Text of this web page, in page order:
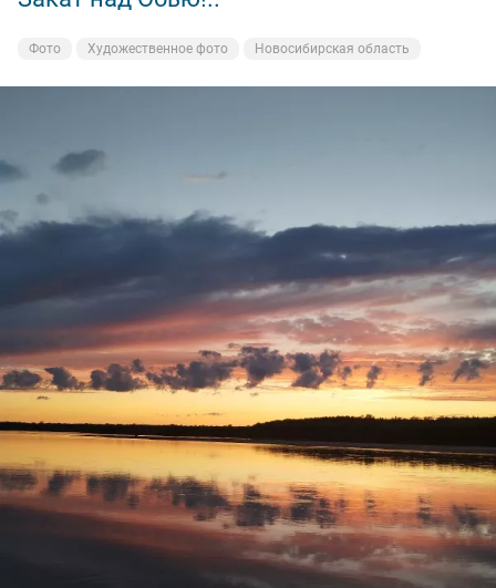
Но в этот вечер ни одной поклёвки на них я не
насладился,рыбу поймал,закат был волшебный!
Ну а вам Друзья желаю НХНЧ и чтобы от рыболовного
процесса вы получали только приятные впечатления!
С уважением Шнивовод!🤝
Фото Художественное фото Новосибирская область